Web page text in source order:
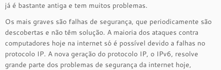
já é bastante antiga e tem muitos problemas.
Os mais graves são falhas de segurança, que periodicamente são
descobertas e não têm solução. A maioria dos ataques contra
computadores hoje na internet só é possível devido a falhas no
protocolo IP. A nova geração do protocolo IP, o IPv6, resolve
grande parte dos problemas de segurança da internet hoje,